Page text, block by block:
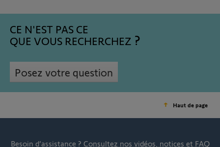
CE N'EST PAS CE
QUE VOUS RECHERCHEZ
Posez votre question
Haut de page
Besoin d’assistance ? Consultez nos vidéos, notices et FAQ